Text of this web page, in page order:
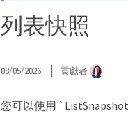
列表快照
08/05/2026 貢獻者
您可以使用